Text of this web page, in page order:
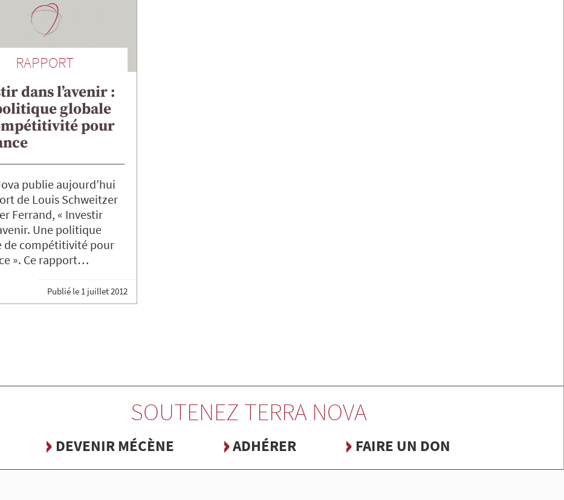
RAPPORT
dans l’avenir :
globale
pour
publie aujourd’hui
de Louis Schweitzer
Ferrand, « Investir
Une politique
de compétitivité pour
». Ce rapport…
Publié le 1 juillet 2012
SOUTENEZ TERRA NOVA
DEVENIR MÉCÈNE ADHÉRER FAIRE UN DON